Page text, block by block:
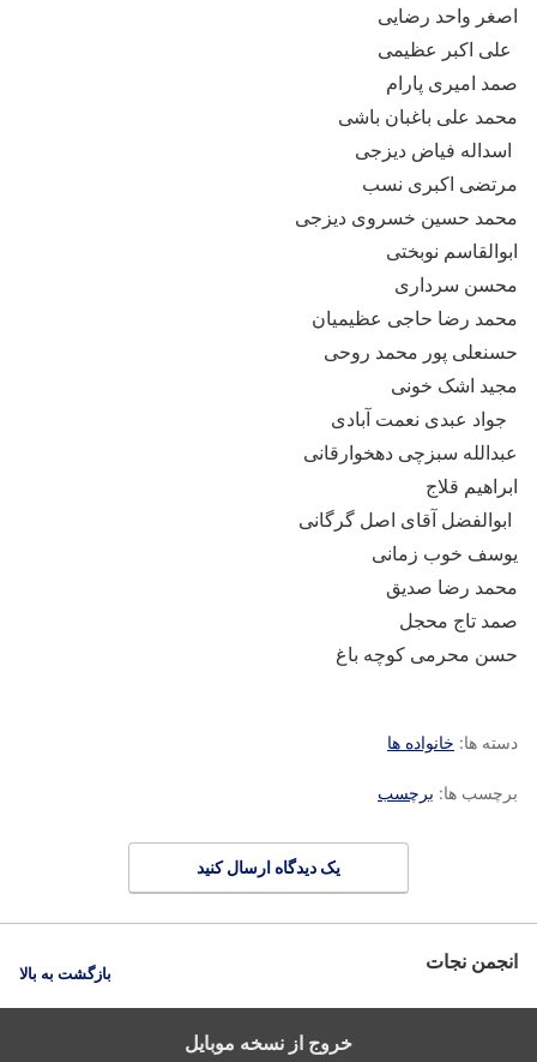
اصغر واحد رضایی
علی اکبر عظیمی
صمد امیری پارام
محمد علی باغبان باشی
اسداله فیاض دیزجی
مرتضی اکبری نسب
محمد حسین خسروی دیزجی
ابوالقاسم نوبختی
محسن سرداری
محمد رضا حاجی عظیمیان
حسنعلی پور محمد روحی
مجید اشک خونی
جواد عبدی نعمت آبادی
عبدالله سبزچی دهخوارقانی
ابراهیم قلاج
ابوالفضل آقای اصل گرگانی
یوسف خوب زمانی
محمد رضا صدیق
صمد تاج محجل
حسن محرمی کوچه باغ
دسته ها: خانواده ها
برچسب ها: برچسب
یک دیدگاه ارسال کنید
انجمن نجات بازگشت به بالا
خروج از نسخه موبایل